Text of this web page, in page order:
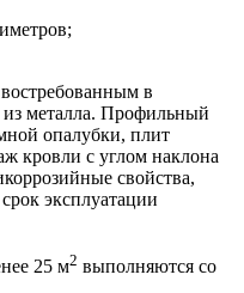
в
металла. Профильный
опалубки, плит
кровли с углом наклона
свойства,
эксплуатации
25 м2 выполняются со